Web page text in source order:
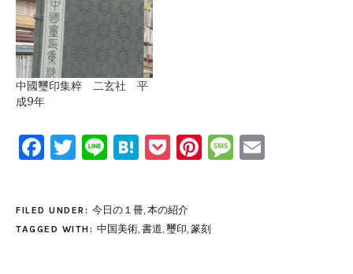
中國璽印集粹 二玄社 平
成9年
Facebook
Twitter
LineHatena
Pocket
Pinterest
Message
FILED UNDER: 今日の１冊, 本の紹介
TAGGED WITH: 中国美術, 書道 璽印 篆刻